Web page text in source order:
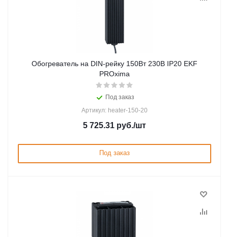
Обогреватель на DIN-рейку 150Вт 230В IP20 EKF
PROxima
Под заказ
Артикул: heater-150-20
5 725.31 руб./шт
Под заказ